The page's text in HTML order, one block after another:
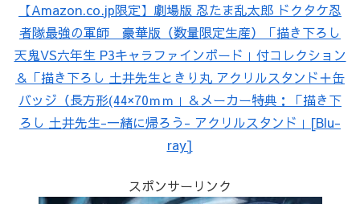
【Amazon.co.jp限定】劇場版 忍たま乱太郎 ドクタケ忍
者隊最強の軍師 豪華版（数量限定生産）「描き下ろし
天鬼VS六年生 P3キャラファインボード」付コレクション
＆「描き下ろし 土井先生ときり丸 アクリルスタンド＋缶
バッジ（長方形(44×70ｍｍ」＆メーカー特典：「描き下
ろし 土井先生-一緒に帰ろう- アクリルスタンド」[Blu-
ray]
スポンサーリンク